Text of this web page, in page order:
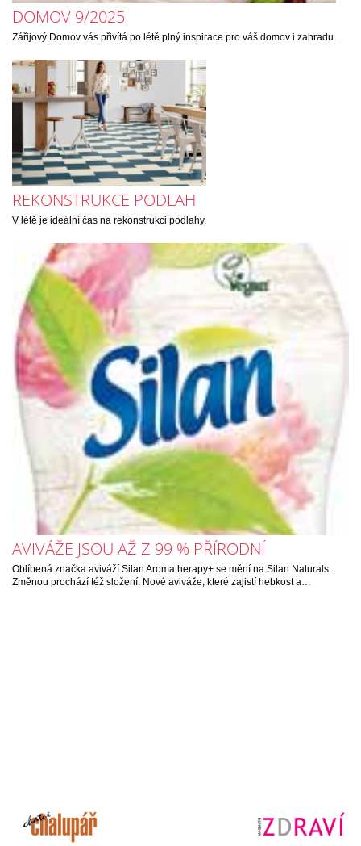
DOMOV 9/2025
Zářijový Domov vás přivítá po létě plný inspirace pro váš domov i zahradu.
REKONSTRUKCE PODLAH
V létě je ideální čas na rekonstrukci podlahy.
AVIVÁŽE JSOU AŽ Z 99 % PŘÍRODNÍ
Oblíbená značka aviváží Silan Aromatherapy+ se mění na Silan Naturals.
Změnou prochází též složení. Nové aviváže, které zajistí hebkost a…